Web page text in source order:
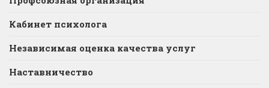
Кабинет психолога
Независимая оценка качества услуг
Наставничество